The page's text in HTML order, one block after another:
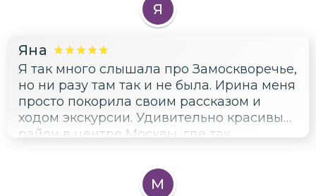
Я
Яна
Я так много слышала про Замоскворечье,
но ни разу там так и не была. Ирина меня
просто покорила своим рассказом и
ходом экскурсии. Удивительно красивый
район в центре Москвы, где так
М